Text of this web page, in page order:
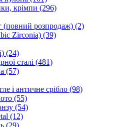
крімпи (296)
(повний розпродаж) (2)
Zirconia) (39)
(24)
сталі (481)
(57)
і античне срібло (98)
(55)
(54)
(12)
(29)